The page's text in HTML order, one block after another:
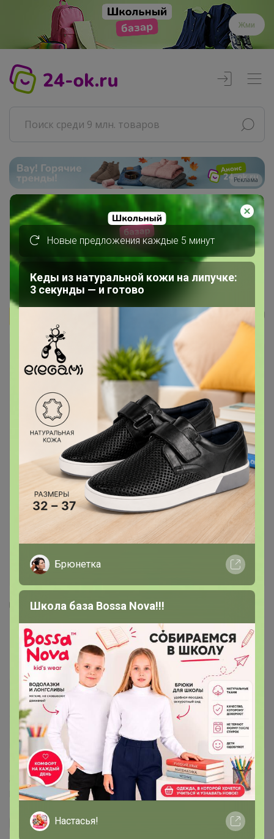
Жми
Реклама
Главная
СП266 Звездная кофемания от...
Кофе в наличии у организатора...
Какао - смесь №2 - 150гр....
Какао - смесь №2 - 150гр. Весовой в крафт
пакете!!!
350р Орг. 70р
Доставка
В наличии!
Уже находится у организатора
Делая заказ, Вы подтверждаете что ознакомлены с
регламентом выкупа
и соглашаетесь сдоговором оферты.
Новые предложения каждые 5 минут
Кеды из натуральной кожи на липучке:
3 секунды — и готово
Брюнетка
Школа база Bossa Nova!!!
Настасья!